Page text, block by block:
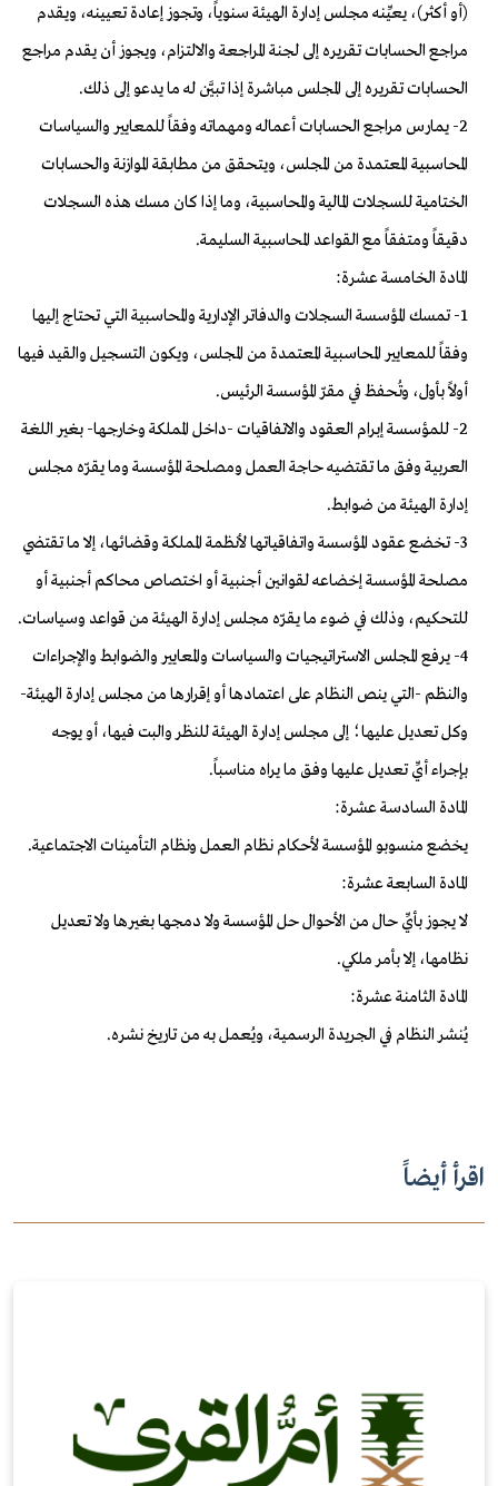
(أو أكثر)، يعيِّنه مجلس إدارة الهيئة سنوياً، وتجوز إعادة تعيينه، ويقدم
مراجع الحسابات تقريره إلى لجنة المراجعة والالتزام، ويجوز أن يقدم مراجع
الحسابات تقريره إلى المجلس مباشرة إذا تبيَّن له ما يدعو إلى ذلك.
2- يمارس مراجع الحسابات أعماله ومهماته وفقاً للمعايير والسياسات
المحاسبية المعتمدة من المجلس، ويتحقق من مطابقة الموازنة والحسابات
الختامية للسجلات المالية والمحاسبية، وما إذا كان مسك هذه السجلات
دقيقاً ومتفقاً مع القواعد المحاسبية السليمة.
المادة الخامسة عشرة:
1- تمسك المؤسسة السجلات والدفاتر الإدارية والمحاسبية التي تحتاج إليها
وفقاً للمعايير المحاسبية المعتمدة من المجلس، ويكون التسجيل والقيد فيها
أولاً بأول، وتُحفظ في مقرّ المؤسسة الرئيس.
2- للمؤسسة إبرام العقود والاتفاقيات -داخل المملكة وخارجها- بغير اللغة
العربية وفق ما تقتضيه حاجة العمل ومصلحة المؤسسة وما يقرّه مجلس
إدارة الهيئة من ضوابط.
3- تخضع عقود المؤسسة واتفاقياتها لأنظمة المملكة وقضائها، إلا ما تقتضي
مصلحة المؤسسة إخضاعه لقوانين أجنبية أو اختصاص محاكم أجنبية أو
للتحكيم، وذلك في ضوء ما يقرّه مجلس إدارة الهيئة من قواعد وسياسات.
4- يرفع المجلس الاستراتيجيات والسياسات والمعايير والضوابط والإجراءات
والنظم -التي ينص النظام على اعتمادها أو إقرارها من مجلس إدارة الهيئة-
وكل تعديل عليها؛ إلى مجلس إدارة الهيئة للنظر والبت فيها، أو يوجه
بإجراء أيِّ تعديل عليها وفق ما يراه مناسباً.
المادة السادسة عشرة:
يخضع منسوبو المؤسسة لأحكام نظام العمل ونظام التأمينات الاجتماعية.
المادة السابعة عشرة:
لا يجوز بأيِّ حال من الأحوال حل المؤسسة ولا دمجها بغيرها ولا تعديل
نظامها، إلا بأمر ملكي.
المادة الثامنة عشرة:
يُنشر النظام في الجريدة الرسمية، ويُعمل به من تاريخ نشره.
اقرأ أيضاً